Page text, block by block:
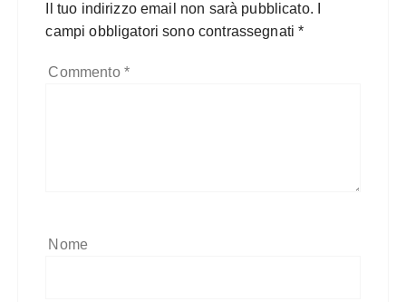
Il tuo indirizzo email non sarà pubblicato.
campi obbligatori sono contrassegnati*
Commento *
Nome